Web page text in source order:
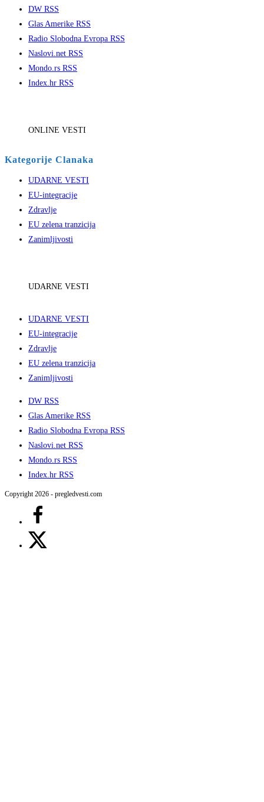
DW RSS
Glas Amerike RSS
Radio Slobodna Evropa RSS
Naslovi.net RSS
Mondo.rs RSS
Index.hr RSS
ONLINE VESTI
Kategorije Clanaka
UDARNE VESTI
EU-integracije
Zdravlje
EU zelena tranzicija
Zanimljivosti
UDARNE VESTI
UDARNE VESTI
EU-integracije
Zdravlje
EU zelena tranzicija
Zanimljivosti
DW RSS
Glas Amerike RSS
Radio Slobodna Evropa RSS
Naslovi.net RSS
Mondo.rs RSS
Index.hr RSS
Copyright 2026 - pregledvesti.com